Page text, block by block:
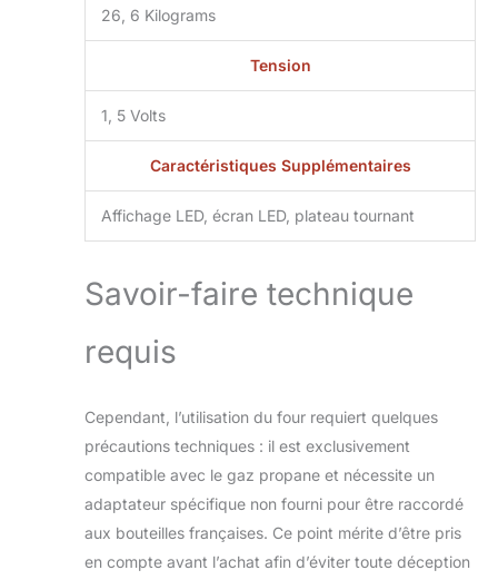
pizza oven. Le
moteur rotatif
assure une cuisson
vous ayez à tourner
manuellement.
C'est la garantie
expérience culinaire
est primordiale :
avec son corps en
SS430, ce four est
conçu pour durer.
Livré avec une
porte isolante pour
26, 6 Kilograms
Tension
1, 5 Volts
Caractéristiques Supplémentaires
Affichage LED, écran LED, plateau tournant
Savoir-faire technique
requis
Cependant, l’utilisation du four requiert quelques
précautions techniques : il est exclusivement
compatible avec le gaz propane et nécessite un
adaptateur spécifique non fourni pour être raccordé
aux bouteilles françaises. Ce point mérite d’être pris
en compte avant l’achat afin d’éviter toute déception